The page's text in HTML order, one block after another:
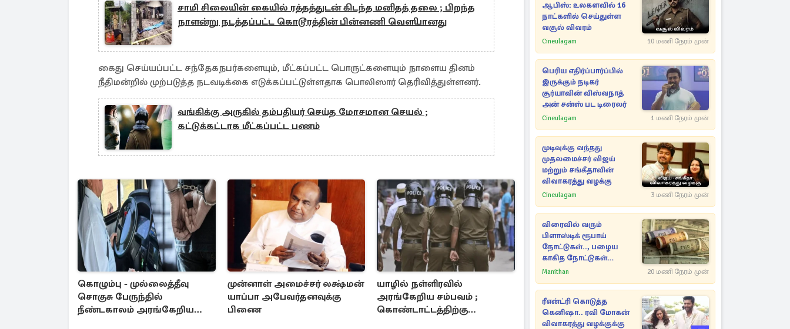
சாமி சிலையின் கையில் ரத்தத்துடன் கிடந்த மனிதத் தலை ; பிறந்த
நாளன்று நடத்தப்பட்ட கொடூரத்தின் பின்னணி வௌியானது
கைது செய்யப்பட்ட சந்தேகநபர்களையும், மீட்கப்பட்ட பொருட்களையும் நாளைய தினம்
நீதிமன்றில் முற்படுத்த நடவடிக்கை எடுக்கப்பட்டுள்ளதாக பொலிஸார் தெரிவித்துள்ளனர்.
வங்கிக்கு அருகில் தம்பதியர் செய்த மோசமான செயல் ;
கட்டுக்கட்டாக மீட்கப்பட்ட பணம்
கொழும்பு - முல்லைத்தீவு
சொகுசு பேருந்தில்
நீண்டகாலம் அரங்கேறிய
முன்னாள் அமைச்சர் லக்ஷ்மன்
யாப்பா அபேவர்தனவுக்கு
பிணை
யாழில் நள்ளிரவில்
அரங்கேறிய சம்பவம் ;
கொண்டாட்டத்திற்கு
ஆபிஸ்: உலகளவில் 16
நாட்களில் செய்துள்ள
வசூல் விவரம்
Cineulagam 10 மணி நேரம் முன்
பெரிய எதிர்ப்பார்ப்பில்
இருக்கும் நடிகர்
சூர்யாவின் விஸ்வநாத்
அன் சன்ஸ் பட டிரைலர்
Cineulagam 1 மணி நேரம் முன்
முடிவுக்கு வந்தது
முதலமைச்சர் விஜய்
மற்றும் சங்கீதாவின்
விவாகரத்து வழக்கு
Cineulagam 3 மணி நேரம் முன்
விரைவில் வரும்
பிளாஸ்டிக் ரூபாய்
நோட்டுகள்.., பழைய
காகித நோட்டுகள்
செல்லுமா?
Manithan 20 மணி நேரம் முன்
ரீஎன்ட்ரி கொடுத்த
கெனிஷா.. ரவி மோகன்
விவாகரத்து வழக்குக்கு